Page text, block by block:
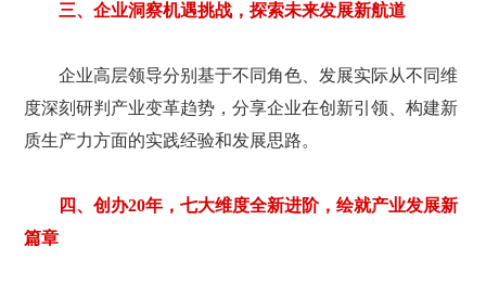
三、企业洞察机遇挑战，探索未来发展新航道
企业高层领导分别基于不同角色、发展实际从不同维
度深刻研判产业变革趋势，分享企业在创新引领、构建新
质生产力方面的实践经验和发展思路。
四、创办20年，七大维度全新进阶，绘就产业发展新
篇章